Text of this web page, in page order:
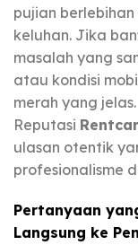
pujian
keluhan. Jika
masalah yang
atau kondisi
merah yang jelas.
Reputasi
ulasan otentik
profesionalisme
Pertanyaan
Langsung ke